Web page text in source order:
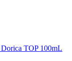
TOP 100mL